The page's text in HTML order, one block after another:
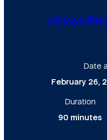
お申込みの受付
Date
February 26,
Duration
90 minutes